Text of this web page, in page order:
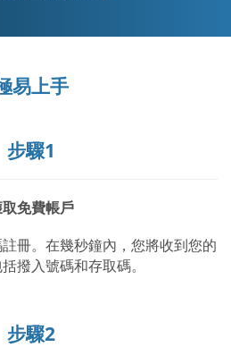
易上手
步驟1
免費帳戶
冊。在幾秒鐘內，您將收到您的
撥入號碼和存取碼。
步驟2